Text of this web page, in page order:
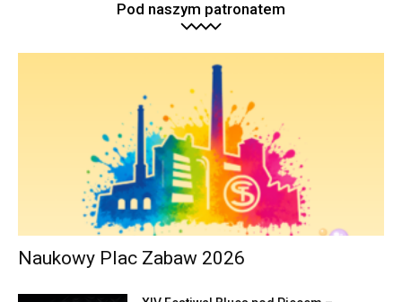
Pod naszym patronatem
Naukowy Plac Zabaw 2026